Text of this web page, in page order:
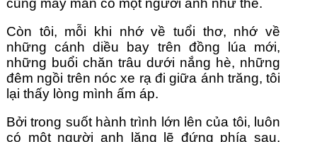
cũng may mắn có một người anh như thế.
Còn tôi, mỗi khi nhớ về tuổi thơ, nhớ về
những cánh diều bay trên đồng lúa mới,
những buổi chăn trâu dưới nắng hè, những
đêm ngồi trên nóc xe rạ đi giữa ánh trăng, tôi
lại thấy lòng mình ấm áp.
Bởi trong suốt hành trình lớn lên của tôi, luôn
có một người anh lặng lẽ đứng phía sau,